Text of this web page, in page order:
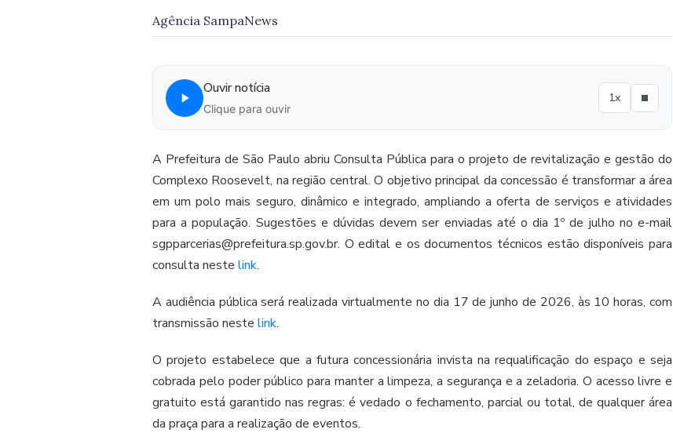
Agência SampaNews
Ouvir notícia
Clique para ouvir
1x
A Prefeitura de São Paulo abriu Consulta Pública para o projeto de revitalização e gestão do
Complexo Roosevelt, na região central. O objetivo principal da concessão é transformar a área
em um polo mais seguro, dinâmico e integrado, ampliando a oferta de serviços e atividades
para a população. Sugestões e dúvidas devem ser enviadas até o dia 1º de julho no e-mail
sgpparcerias@prefeitura.sp.gov.br. O edital e os documentos técnicos estão disponíveis para
consulta neste link.
A audiência pública será realizada virtualmente no dia 17 de junho de 2026, às 10 horas, com
transmissão neste link.
O projeto estabelece que a futura concessionária invista na requalificação do espaço e seja
cobrada pelo poder público para manter a limpeza, a segurança e a zeladoria. O acesso livre e
gratuito está garantido nas regras: é vedado o fechamento, parcial ou total, de qualquer área
da praça para a realização de eventos.